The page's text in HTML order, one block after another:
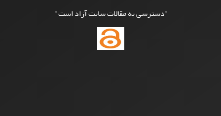
"دسترسی به مقالات سایت آزاد است"